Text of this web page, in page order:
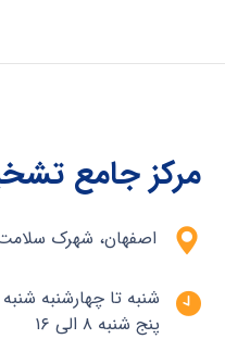
مرکز جامع
اصفهان، شهرک سلامت، پارت 2،
شنبه تا چهارشنبه شنبه ۷:۳۰ الی
پنج شنبه ۸ الی ۱۶